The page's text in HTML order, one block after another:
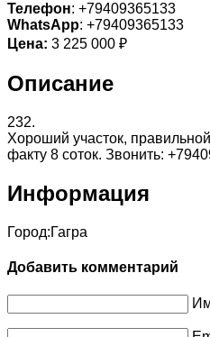
Телефон: +79409365133
WhatsApp: +79409365133
Цена: 3 225 000 ₽
Описание
232.
Хороший участок,
факту 8 соток. Звонить:
Информация
Город:Гагра
Добавить комментарий